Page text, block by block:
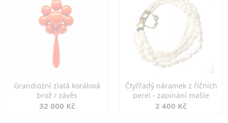
Grandiozní zlatá korálová
brož / závěs
32 000 Kč
Čtyřřadý náramek z říčních
perel - zapínání mašle
2 400 Kč